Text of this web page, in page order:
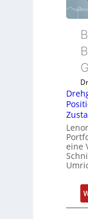
eine